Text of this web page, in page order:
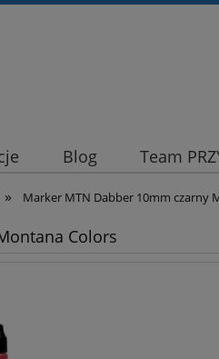
Blog Team
» Marker MTN Dabber 10mm czarny
Colors